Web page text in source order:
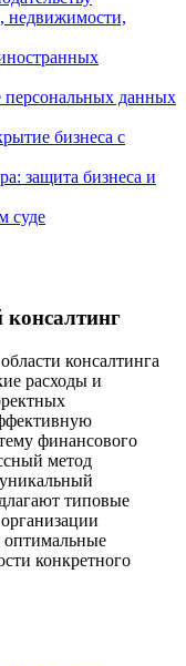
недвижимости,
персональных данных
бизнеса с
защита бизнеса и
суде
консалтинга
расходы и
финансового
метод
типовые
оптимальные
конкретного